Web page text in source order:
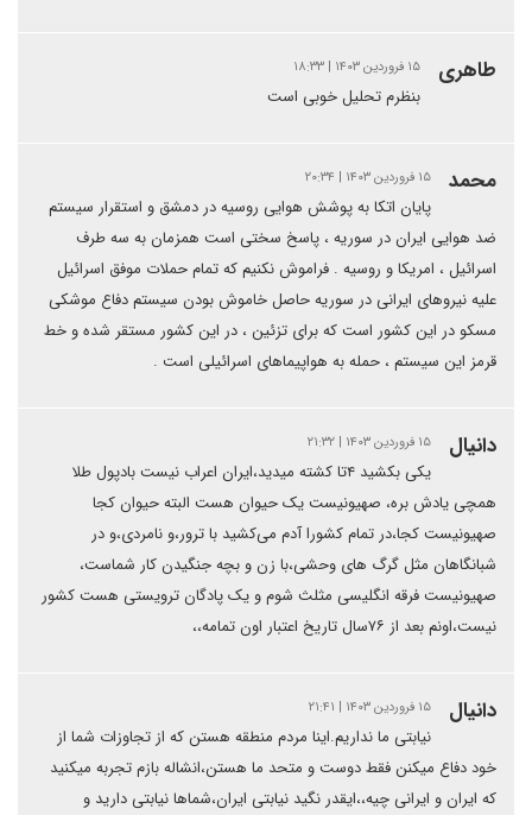
طاهری ۱۵ فروردین ۱۴۰۳ | ۱۸:۳۳
بنظرم تحلیل خوبی است
محمد ۱۵ فروردین ۱۴۰۳ | ۲۰:۳۴
پایان اتکا به پوشش هوایی روسیه در دمشق و استقرار سیستم
ضد هوایی ایران در سوریه ، پاسخ سختی است همزمان به سه طرف
اسرائیل ، امریکا و روسیه . فراموش نکنیم که تمام حملات موفق اسرائیل
علیه نیروهای ایرانی در سوریه حاصل خاموش بودن سیستم دفاع موشکی
مسکو در این کشور است که برای تزئین ، در این کشور مستقر شده و خط
قرمز این سیستم ، حمله به هواپیماهای اسرائیلی است .
دانیال ۱۵ فروردین ۱۴۰۳ | ۲۱:۳۲
یکی بکشید ۴تا کشته میدید،ایران اعراب نیست بادپول طلا
همچی یادش بره، صهیونیست یک حیوان هست البته حیوان کجا
صهیونیست کجا،در تمام کشورا آدم می‌کشید با ترور،و نامردی،و در
شبانگاهان مثل گرگ های وحشی،با زن و بچه جنگیدن کار شماست،
صهیونیست فرقه انگلیسی مثلث شوم و یک پادگان ترویستی هست کشور
نیست،اونم بعد از ۷۶سال تاریخ اعتبار اون تمامه،،
دانیال ۱۵ فروردین ۱۴۰۳ | ۲۱:۴۱
نیابتی ما نداریم.اینا مردم منطقه هستن که از تجاوزات شما از
خود دفاع میکنن فقط دوست و متحد ما هستن،انشاله بازم تجربه میکنید
که ایران و ایرانی چیه،،ایقدر نگید نیابتی ایران،شماها نیابتی دارید و